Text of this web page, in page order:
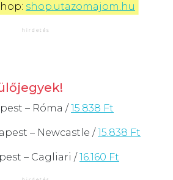
shop.utazomajom.hu
– Róma / 15.838 Ft
– Newcastle / 15.838 Ft
– Cagliari / 16.160 Ft